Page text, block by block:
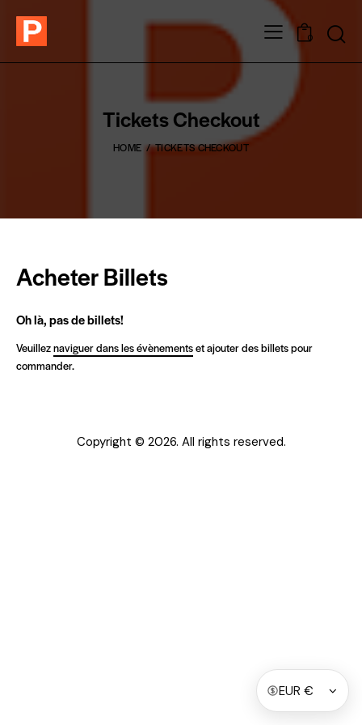
0
Tickets Checkout
HOME TICKETS CHECKOUT
Acheter Billets
Oh là, pas de billets!
Veuilleznaviguer dans les évènementset ajouter des billets pour
commander.
Copyright © 2026. All rights reserved.